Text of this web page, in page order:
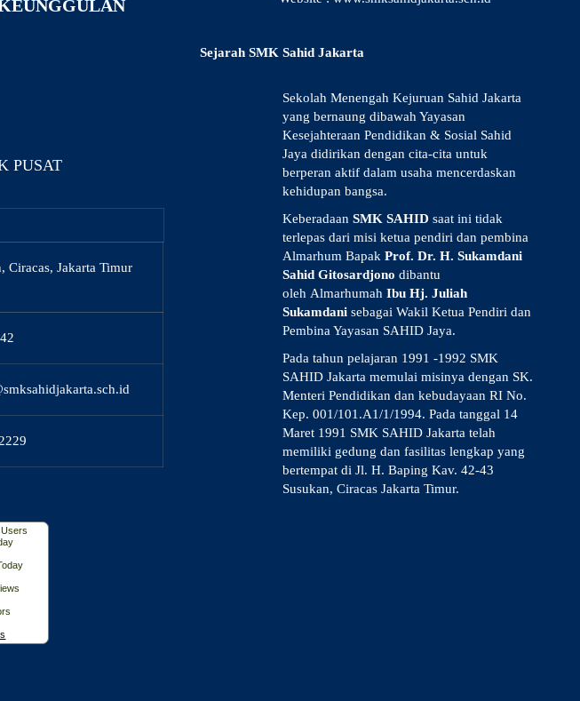
PUSAT
Ciracas, Jakarta Timur
Sejarah SMK Sahid Jakarta
Sekolah Menengah Kejuruan Sahid Jakarta
yang bernaung dibawah Yayasan
Kesejahteraan Pendidikan & Sosial Sahid
Jaya didirikan dengan cita-cita untuk
berperan aktif dalam usaha mencerdaskan
kehidupan bangsa.
Keberadaan SMK SAHID saat ini tidak
terlepas dari misi ketua pendiri dan pembina
Almarhum Bapak Prof. Dr. H. Sukamdani
Sahid Gitosardjono dibantu
oleh Almarhumah Ibu Hj. Juliah
Sukamdanisebagai Wakil Ketua Pendiri dan
Pembina Yayasan SAHID Jaya.
Pada tahun pelajaran 1991 -1992 SMK
SAHID Jakarta memulai misinya dengan SK.
Menteri Pendidikan dan kebudayaan RI No.
Kep. 001/101.A1/1/1994. Pada tanggal 14
Maret 1991 SMK SAHID Jakarta telah
memiliki gedung dan fasilitas lengkap yang
bertempat di Jl. H. Baping Kav. 42-43
Susukan, Ciracas Jakarta Timur.